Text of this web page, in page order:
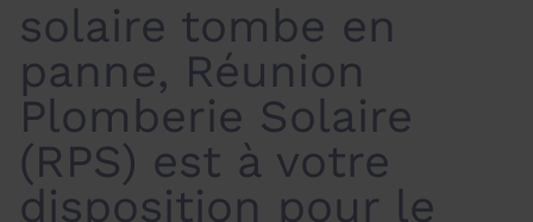
solaire tombe en
panne, Réunion
Plomberie Solaire
(RPS) est à votre
disposition pour le